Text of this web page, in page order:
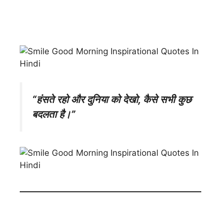
“हंसते रहो और दुनिया को देखो, कैसे सभी कुछ
बदलता है।”